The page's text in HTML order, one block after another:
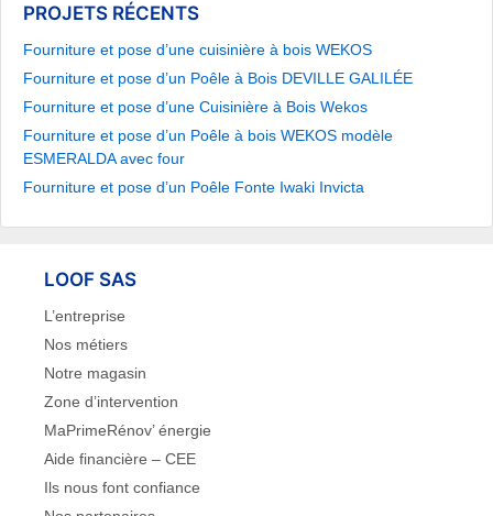
PROJETS RÉCENTS
Fourniture et pose d’une cuisinière à bois WEKOS
Fourniture et pose d’un Poêle à Bois DEVILLE GALILÉE
Fourniture et pose d’une Cuisinière à Bois Wekos
Fourniture et pose d’un Poêle à bois WEKOS modèle
ESMERALDA avec four
Fourniture et pose d’un Poêle Fonte Iwaki Invicta
LOOF SAS
L’entreprise
Nos métiers
Notre magasin
Zone d’intervention
MaPrimeRénov’ énergie
Aide financière – CEE
Ils nous font confiance